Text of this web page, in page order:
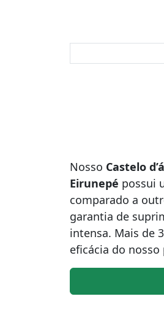
Nosso Castelo
Eirunepé possui
comparado a
garantia de
intensa. Mais de
eficácia do